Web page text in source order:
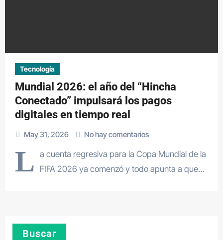
Tecnología
Mundial 2026: el año del “Hincha
Conectado” impulsará los pagos
digitales en tiempo real
May 31, 2026 No hay comentarios
L a cuenta regresiva para la Copa Mundial de la
FIFA 2026 ya comenzó y todo apunta a que…
Buscar